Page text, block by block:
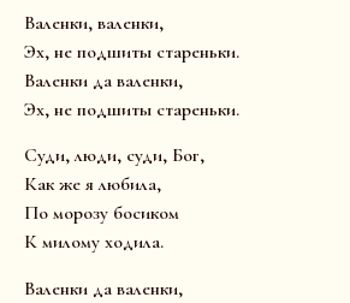
Валенки, валенки,
Эх, не подшиты стареньки.
Валенки да валенки,
Эх, не подшиты стареньки.
Суди, люди, суди, Бог,
Как же я любила,
По морозу босиком
К милому ходила.
Валенки да валенки,